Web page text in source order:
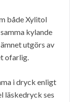
både Xylitol
kylande
utgörs av
ofarlig.
i dryck enligt
läskedryck ses